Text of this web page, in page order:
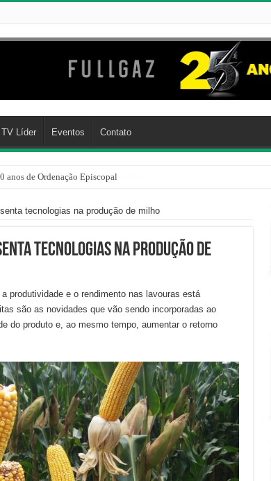
TV Líder Eventos Contato
anos de Ordenação Episcopal
tecnologias na produção de milho
tecnologias na produção de
produtividade e o rendimento nas lavouras está
são as novidades que vão sendo incorporadas ao
do produto e, ao mesmo tempo, aumentar o retorno